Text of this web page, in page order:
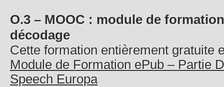
O.3 – MOOC : module de
décodage
Cette formation entièrement gratuite
Module de Formation ePub – Partie
Speech Europa